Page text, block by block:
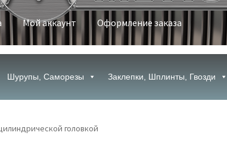
Мой аккаунт Оформление заказа
Шурупы, Саморезы Заклепки, Шплинты, Гвозди
головкой